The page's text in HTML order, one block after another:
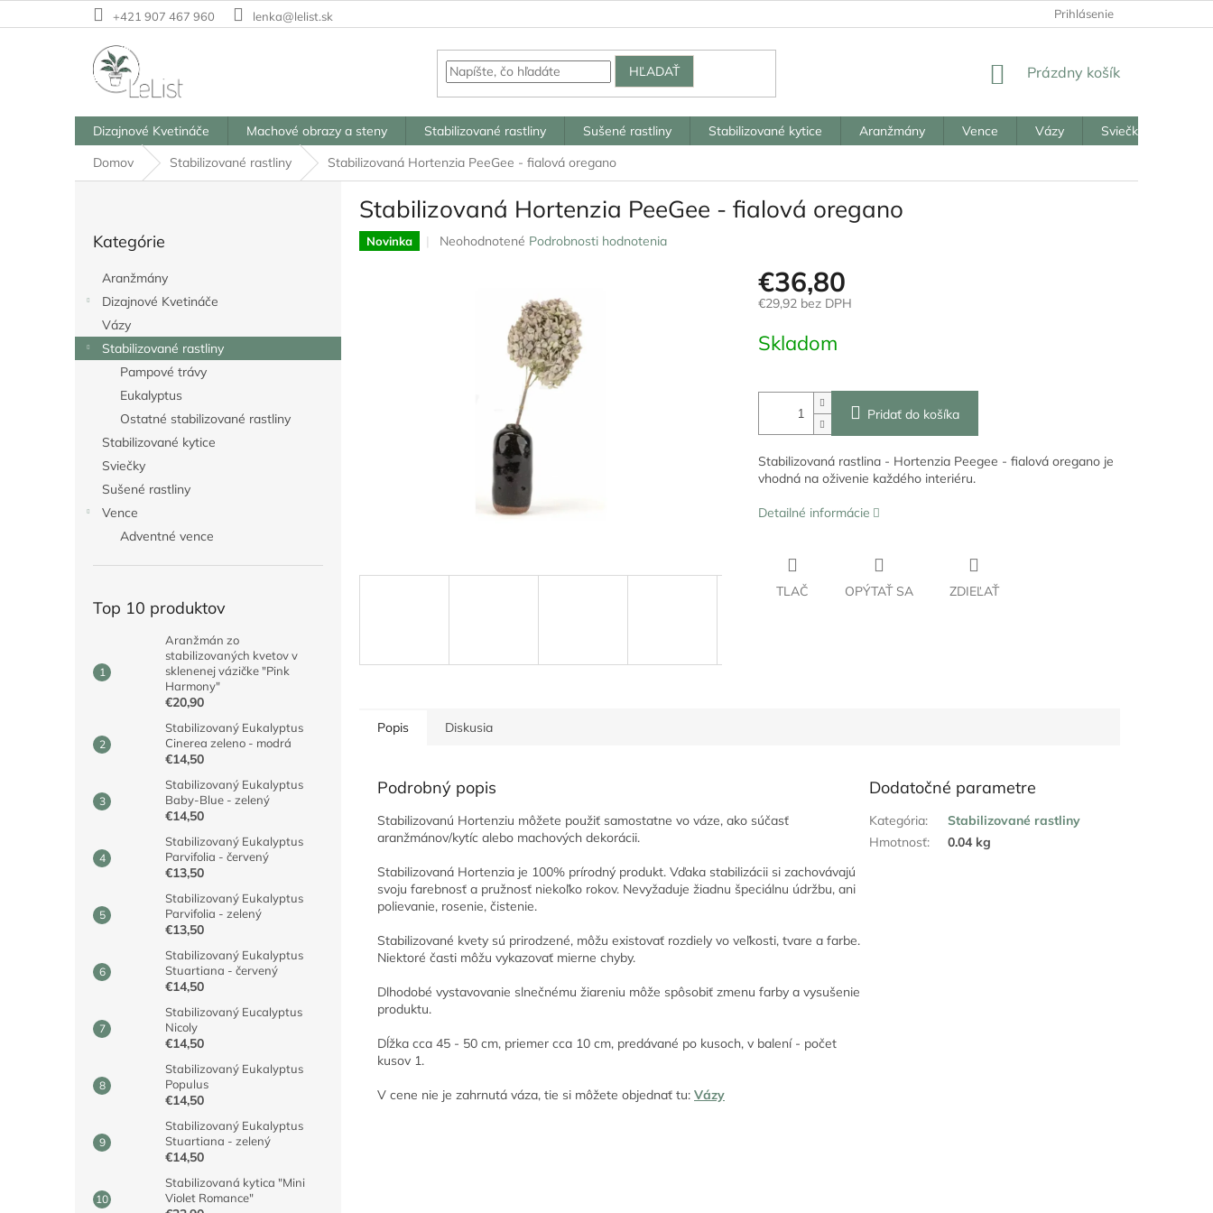
na
+421 907 467 960 lenka@lelist.sk Prihlásenie
HĽADAŤ
NÁKUPNÝ
Prázdny košík
Dizajnové Kvetináče Machové obrazy a steny Stabilizované rastliny Sušené rastliny Stabilizované kytice Aranžmány Vence Vázy Sviečky
Domov
Stabilizované rastliny Stabilizovaná Hortenzia PeeGee - fialová oregano
kategórie
Kategórie
Aranžmány
Dizajnové Kvetináče
Vázy
Stabilizované rastliny
Pampové trávy
Eukalyptus
Ostatné stabilizované rastliny
Stabilizované kytice
Sviečky
Sušené rastliny
Vence
Adventné vence
Top 10 produktov
Aranžmán zo
stabilizovaných kvetov v
sklenenej vázičke "Pink
Harmony"
€20,90
Stabilizovaný Eukalyptus
Cinerea zeleno - modrá
€14,50
Stabilizovaný Eukalyptus
Baby-Blue - zelený
€14,50
Stabilizovaný Eukalyptus
Parvifolia - červený
€13,50
Stabilizovaný Eukalyptus
Parvifolia - zelený
€13,50
Stabilizovaný Eukalyptus
Stuartiana - červený
€14,50
Stabilizovaný Eucalyptus
Nicoly
€14,50
Stabilizovaný Eukalyptus
Populus
€14,50
Stabilizovaný Eukalyptus
Stuartiana - zelený
€14,50
Stabilizovaná kytica "Mini
Violet Romance"
Stabilizovaná Hortenzia PeeGee - fialová oregano
Novinka
Priemerné
Neohodnotené Podrobnosti hodnotenia
€36,80
€29,92 bez DPH
cena:
Skladom
Pridať do košíka
Stabilizovaná rastlina - Hortenzia Peegee - fialová oregano je
vhodná na oživenie každého interiéru.
Detailné informácie
TLAČ OPÝTAŤ SA ZDIEĽAŤ
Popis Diskusia
Podrobný popis
Stabilizovanú Hortenziu môžete použiť samostatne vo váze, ako súčasť
aranžmánov/kytíc alebo machových dekorácii.
Stabilizovaná Hortenzia je 100% prírodný produkt. Vďaka stabilizácii si zachovávajú
svoju farebnosť a pružnosť niekoľko rokov. Nevyžaduje žiadnu špeciálnu údržbu, ani
polievanie, rosenie, čistenie.
Stabilizované kvety sú prirodzené, môžu existovať rozdiely vo veľkosti, tvare a farbe.
Niektoré časti môžu vykazovať mierne chyby.
Dlhodobé vystavovanie slnečnému žiareniu môže spôsobiť zmenu farby a vysušenie
produktu.
Dĺžka cca 45 - 50 cm, priemer cca 10 cm, predávané po kusoch, v balení - počet
kusov 1.
V cene nie je zahrnutá váza, tie si môžete objednať tu: Vázy
Dodatočné parametre
Kategória:
Stabilizované rastliny
Hmotnosť: 0.04 kg